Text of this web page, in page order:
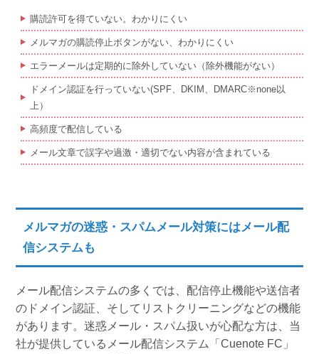
購読許可を得ていない。わかりにくい
メルマガの購読停止ボタンがない、わかりにくい
エラーメールは定期的に除外していない（除外機能がない）
ドメイン認証を行っていない(SPF、DKIM、DMARC※none以
上）
高頻度で配信している
メール文章で誤字や過激・適切でない内容が含まれている
メルマガの迷惑・スパムメール対策にはメール配
信システムも
メール配信システムの多くでは、配信停止機能や送信者
のドメイン認証、そしてリストクリーニングなどの機能
があります。迷惑メール・スパム扱いが心配な方は、当
社が提供しているメール配信システム「Cuenote FC」